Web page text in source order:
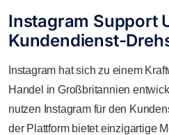
Instagram Support
Kundendienst-
Instagram hat sich zu einem
Handel in Großbritannien
nutzen Instagram für den
der Plattform bietet einzigartige